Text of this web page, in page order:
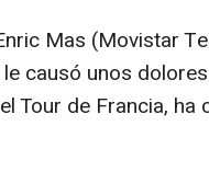
Mas (Movistar
causó unos
Tour de Francia,